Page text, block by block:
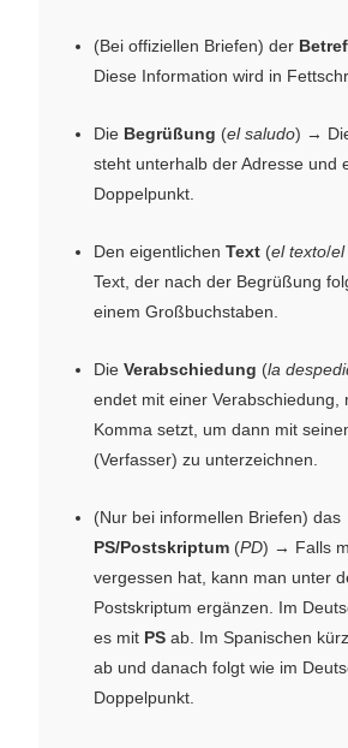
(Bei offiziellen Briefen) der
Diese Information wird in
Die Begrüßung (el saludo) →
steht unterhalb der Adresse und
Doppelpunkt.
Den eigentlichen Text (el texto/el
Text, der nach der Begrüßung
einem Großbuchstaben.
Die Verabschiedung (la
endet mit einer Verabschiedung,
Komma setzt, um dann mit
(Verfasser) zu unterzeichnen.
(Nur bei informellen Briefen) das
PS/Postskriptum (PD) → Falls
vergessen hat, kann man unter
Postskriptum ergänzen. Im
es mit PS ab. Im Spanischen
ab und danach folgt wie im
Doppelpunkt.